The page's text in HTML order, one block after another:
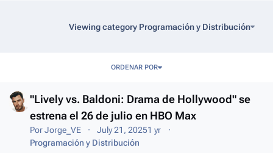
Viewing category Programación y Distribución
ORDENAR POR
"Lively vs. Baldoni: Drama de Hollywood" se
estrena el 26 de julio en HBO Max
PorJorge_VE July 21, 20251 yr
Programación y Distribución